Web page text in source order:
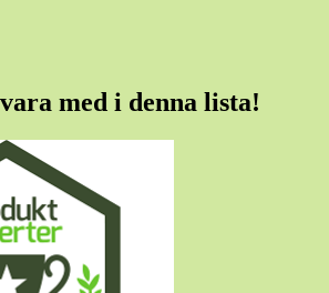
med i denna lista!